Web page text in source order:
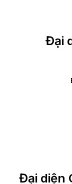
Đại
Đại diện